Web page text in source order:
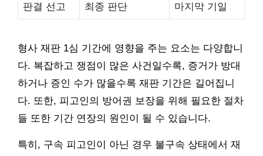
판결 선고 최종 판단 마지막 기일
형사 재판 1심 기간에 영향을 주는 요소는 다양합니
다. 복잡하고 쟁점이 많은 사건일수록, 증거가 방대
하거나 증인 수가 많을수록 재판 기간은 길어집니
다. 또한, 피고인의 방어권 보장을 위해 필요한 절차
들 또한 기간 연장의 원인이 될 수 있습니다.
특히, 구속 피고인이 아닌 경우 불구속 상태에서 재